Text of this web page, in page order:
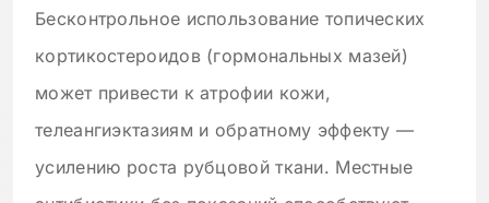
Бесконтрольное использование топических
кортикостероидов (гормональных мазей)
может привести к атрофии кожи,
телеангиэктазиям и обратному эффекту —
усилению роста рубцовой ткани. Местные